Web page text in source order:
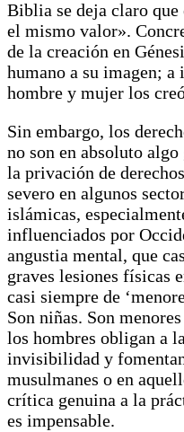
Biblia se deja claro
el mismo valor».
de la creación en
humano a su imagen;
hombre y mujer los
Sin embargo, los
no son en absoluto
la privación de
severo en algunos
islámicas,
influenciados por
angustia mental, que
graves lesiones físicas
casi siempre de
Son niñas. Son
los hombres obligan a
invisibilidad y
musulmanes o en
crítica genuina a la
es impensable.